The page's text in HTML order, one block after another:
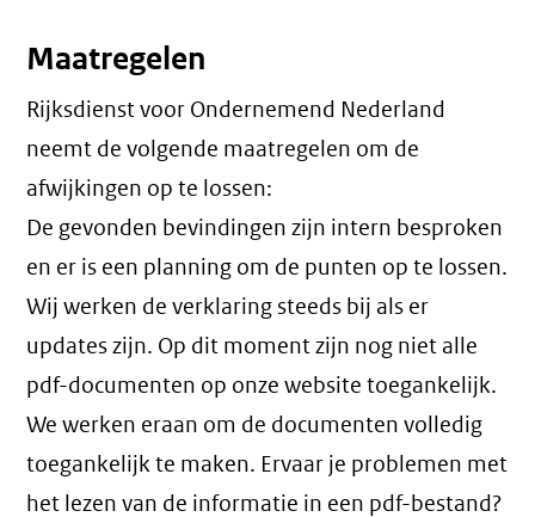
Maatregelen
Rijksdienst voor Ondernemend Nederland
neemt de volgende maatregelen om de
afwijkingen op te lossen:
De gevonden bevindingen zijn intern besproken
en er is een planning om de punten op te lossen.
Wij werken de verklaring steeds bij als er
updates zijn. Op dit moment zijn nog niet alle
pdf-documenten op onze website toegankelijk.
We werken eraan om de documenten volledig
toegankelijk te maken. Ervaar je problemen met
het lezen van de informatie in een pdf-bestand?